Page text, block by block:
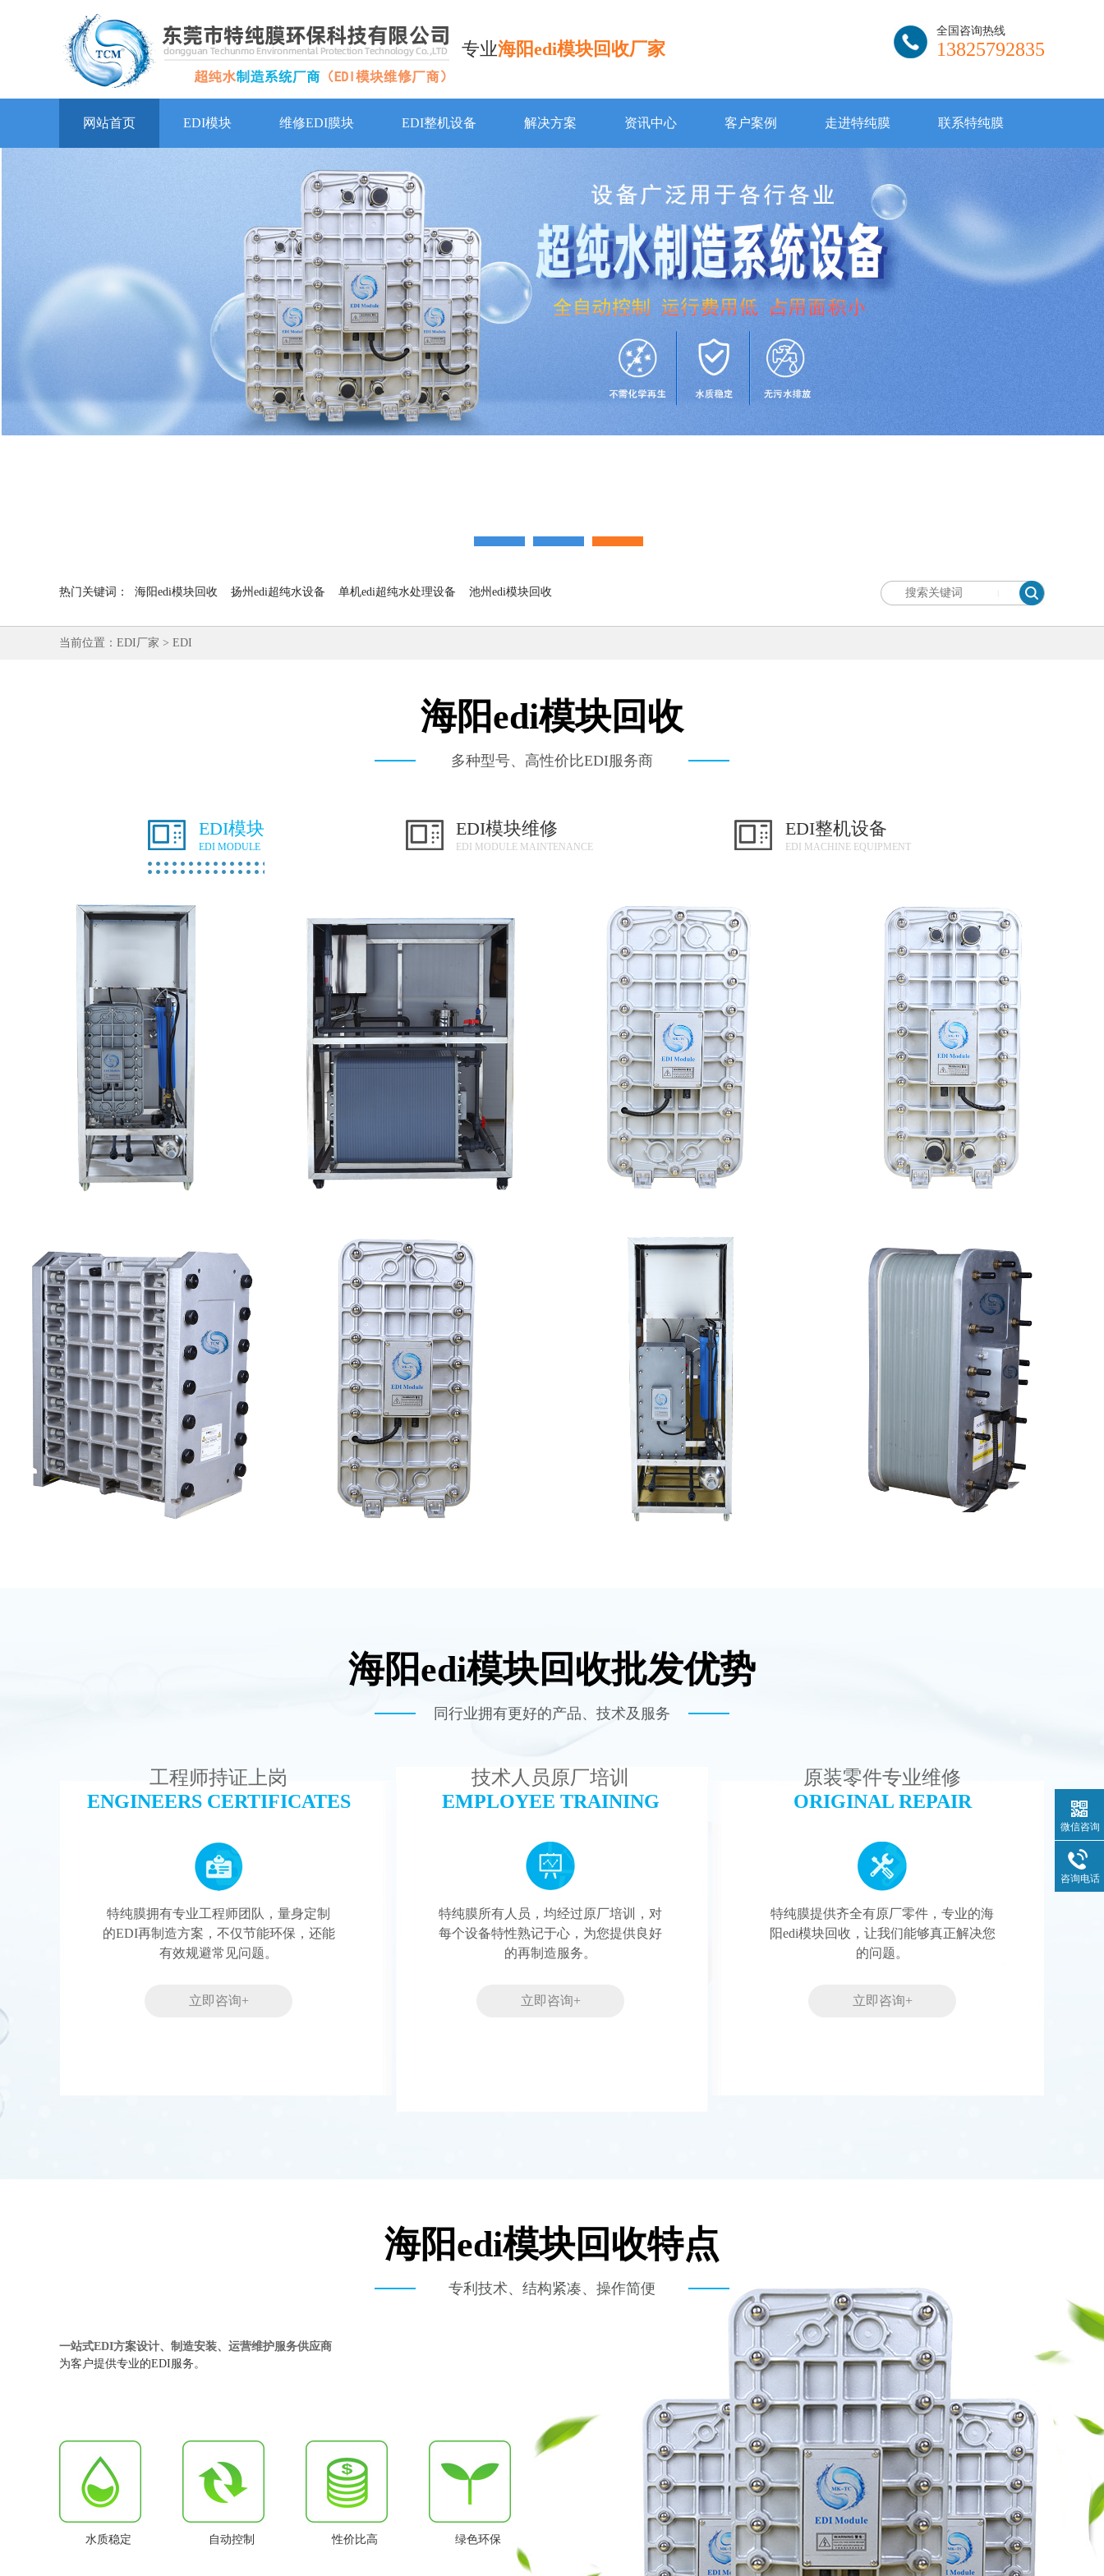
专业海阳edi模块回收厂家
全国咨询热线
13825792835
网站首页 EDI模块 维修EDI膜块 EDI整机设备 解决方案 资讯中心 客户案例 走进特纯膜 联系特纯膜
热门关键词： 海阳edi模块回收 扬州edi超纯水设备 单机edi超纯水处理设备 池州edi模块回收
当前位置： EDI厂家 > EDI
海阳edi模块回收
多种型号、高性价比EDI服务商
EDI模块
EDI MODULE
EDI模块维修
EDI MODULE MAINTENANCE
EDI整机设备
EDI MACHINE EQUIPMENT
MK-TC50 EDI设备
查看详情
MK-TC500 EDI设备维修
查看详情
MK-TC500 EDI模块
查看详情
MK-TC300 EDI超纯水处理设备
查看详情
MK-TC100 EDI超纯水处理设备
查看详情
MK-TC100 EDI设备
查看详情
海阳edi模块回收批发优势
同行业拥有更好的产品、技术及服务
工程师持证上岗
ENGINEERS CERTIFICATES
特纯膜拥有专业工程师团队，量身定制
的EDI再制造方案，不仅节能环保，还能
有效规避常见问题。
立即咨询+
技术人员原厂培训
EMPLOYEE TRAINING
特纯膜所有人员，均经过原厂培训，对
每个设备特性熟记于心，为您提供良好
的再制造服务。
立即咨询+
原装零件专业维修
ORIGINAL REPAIR
特纯膜提供齐全有原厂零件，专业的海
阳edi模块回收，让我们能够真正解决您
的问题。
立即咨询+
海阳edi模块回收特点
专利技术、结构紧凑、操作简便
一站式EDI方案设计、制造安装、运营维护服务供应商
为客户提供专业的EDI服务。
水质稳定 自动控制 性价比高 绿色环保
微信咨询
咨询电话